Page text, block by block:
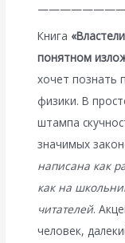
Книга
понятном
хочет познать
физики. В
штампа
значимых
написана как
как на
читателей.
человек,